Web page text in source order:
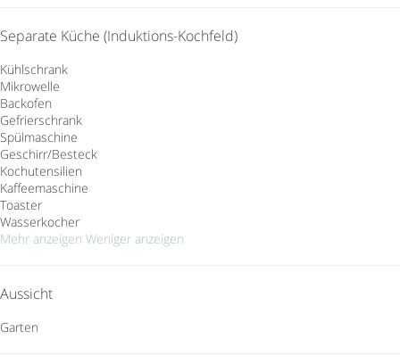
Separate Küche (Induktions-Kochfeld)
Kühlschrank
Mikrowelle
Backofen
Gefrierschrank
Spülmaschine
Geschirr/Besteck
Kochutensilien
Kaffeemaschine
Toaster
Wasserkocher
Mehr anzeigen Weniger anzeigen
Aussicht
Garten